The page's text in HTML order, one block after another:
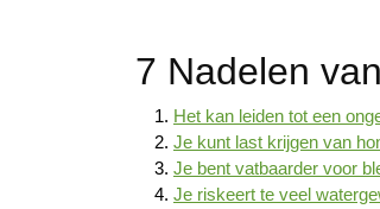
7 Nadelen
Het kan leiden tot een
Je kunt last krijgen van
Je bent vatbaarder voor
Je riskeert te veel